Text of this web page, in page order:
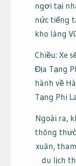
ngơi tại
nức tiếng
kho làng
Chiều: Xe
Địa Tạng
hành về
Tạng Phi
Ngoài ra,
thông
xuân,
du lịch